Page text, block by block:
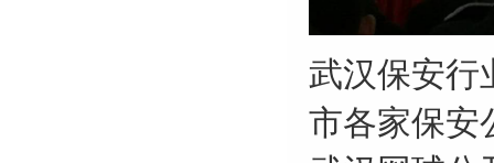
武汉保安行
市各家保安